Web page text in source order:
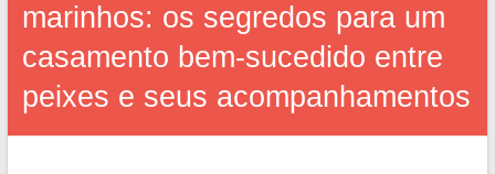
marinhos: os segredos para um
casamento bem-sucedido entre
peixes e seus acompanhamentos